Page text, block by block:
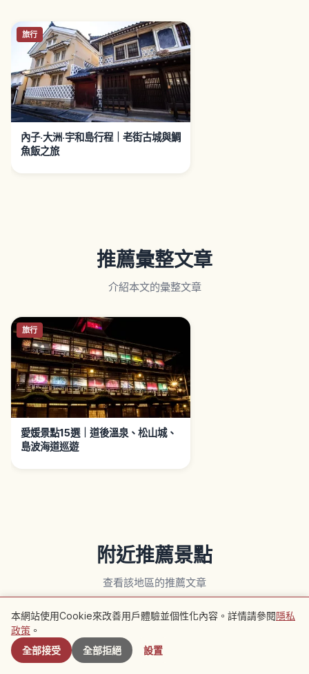
旅行
內子‧大洲‧宇和島行程｜老街古城與鯛
魚飯之旅
推薦彙整文章
介紹本文的彙整文章
旅行
愛媛景點15選｜道後溫泉、松山城、
島波海道巡遊
附近推薦景點
查看該地區的推薦文章
生活
附近景點
本網站使用Cookie來改善用戶體驗並個性化內容。詳情請參閱隱私
政策 。
全部接受
全部拒絕 設置